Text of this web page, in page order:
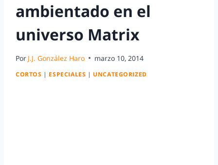
ambientado en el
universo Matrix
Por J.J. González Haro marzo 10, 2014
CORTOS | ESPECIALES | UNCATEGORIZED